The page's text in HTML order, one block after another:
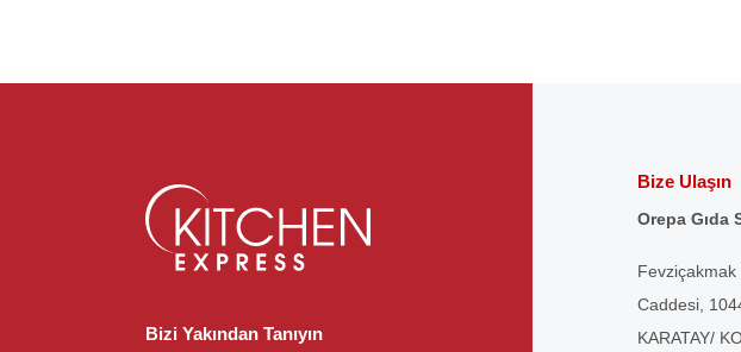
Bizi Yakından Tanıyın
Bize Ulaşın
Orepa Gıda
Caddesi,
KARATAY/